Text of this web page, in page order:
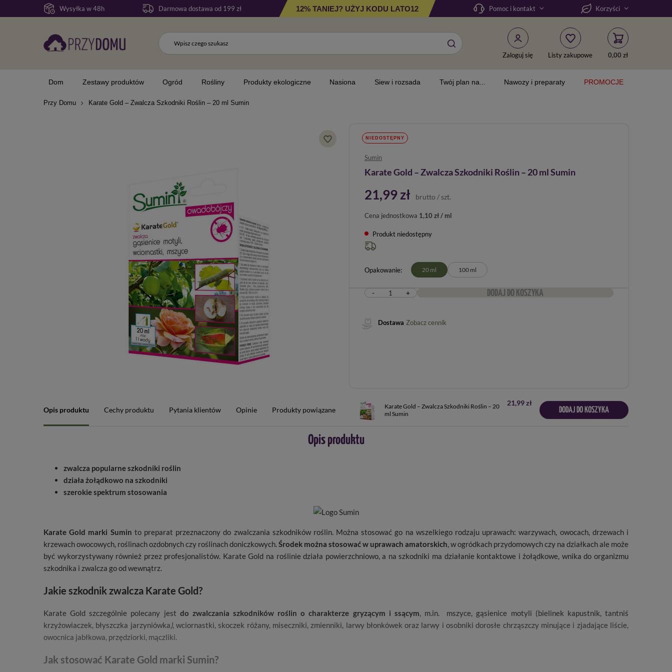
Wysyłka w 48h Darmowa dostawa od 199 zł 12% TANIEJ? UŻYJ KODU LATO12 Pomoc i kontakt Korzyści
Zaloguj się Listy zakupowe 0,00 zł
Dom Zestawy produktów Ogród Rośliny Produkty ekologiczne Nasiona Siew i rozsada Twój plan na... Nawozy i preparaty PROMOCJE
Przy Domu Karate Gold – Zwalcza Szkodniki Roślin – 20 ml Sumin
NIEDOSTĘPNY
Sumin
Karate Gold – Zwalcza Szkodniki Roślin – 20 ml Sumin
21,99 zł brutto / szt.
Cena jednostkowa 1,10 zł / ml
Produkt niedostępny
Opakowanie 20 ml 100 ml
- + DODAJ DO KOSZYKA
Dostawa Zobacz cennik
Opis produktu Cechy produktu Pytania klientów Opinie Produkty powiązane
Karate Gold – Zwalcza Szkodniki Roślin – 20
ml Sumin
21,99 zł
DODAJ DO KOSZYKA
Opis produktu
zwalcza popularne szkodniki roślin
działa żołądkowo na szkodniki
szerokie spektrum stosowania
Karate Gold marki Sumin to preparat przeznaczony do zwalczania szkodników roślin. Można stosować go na wszelkiego rodzaju uprawach: warzywach, owocach, drzewach i
krzewach owocowych, roślinach ozdobnych czy roślinach doniczkowych.Środek można stosować w uprawach amatorskich, w ogródkach przydomowych czy na działkach ale może
być wykorzystywany również przez profesjonalistów. Karate Gold na roślinie działa powierzchniowo, a na szkodniki ma działanie kontaktowe i żołądkowe, wnika do organizmu
szkodnika i zwalcza go od wewnątrz.
Jakie szkodnik zwalcza Karate Gold?
Karate Gold szczególnie polecany jest do zwalczania szkodników roślin o charakterze gryzącym i ssącym, m.in. mszyce, gąsienice motyli (bielinek kapustnik, tantniś
krzyżowiaczek, błyszczka jarzyniówka), wciornastki, skoczek różany, miseczniki, zmienniki, larwy błonkówek oraz larwy i osobniki dorosłe chrząszczy minujące i zjadające liście,
owocnica jabłkowa, przędziorki, mączliki.
Jak stosować Karate Gold marki Sumin?